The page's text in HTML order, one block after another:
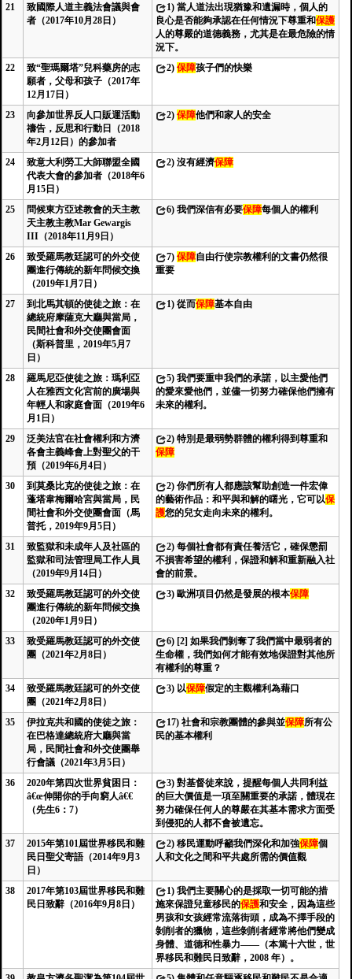
21
致國際人道主義法會議與會
者（2017年10月28日）
1) 當人道法出現猶豫和遺漏時，個人的
良心是否能夠承認在任何情況下尊重和保護
人的尊嚴的道德義務，尤其是在最危險的情
況下。
22
致“聖瑪爾塔”兒科藥房的志
願者，父母和孩子（2017年
12月17日）
2) 保障孩子們的快樂
23
向參加世界反人口販運活動
禱告，反思和行動日（2018
年2月12日）的參加者
2) 保障他們和家人的安全
24
致意大利勞工大師聯盟全國
代表大會的參加者（2018年6
月15日）
2) 沒有經濟保障
25
問候東方亞述教會的天主教
天主教主教Mar Gewargis
III（2018年11月9日）
6) 我們深信有必要保障每個人的權利
26
致受羅馬教廷認可的外交使
團進行傳統的新年問候交換
（2019年1月7日）
7) 保障自由行使宗教權利的文書仍然很
重要
27
到北馬其頓的使徒之旅：在
總統府摩薩克大廳與當局，
民間社會和外交使團會面
（斯科普里，2019年5月7
日）
1) 從而保障基本自由
28
羅馬尼亞使徒之旅：瑪利亞
人在雅西文化宮前的廣場與
年輕人和家庭會面（2019年6
月1日）
5) 我們要重申我們的承諾，以主愛他們
的愛來愛他們，並儘一切努力確保他們擁有
未來的權利。
29
泛美法官在社會權利和方濟
各會主義峰會上對聖父的干
預（2019年6月4日）
2) 特別是最弱勢群體的權利得到尊重和
保障
30
到莫桑比克的使徒之旅：在
蓬塔韋梅爾哈宮與當局，民
間社會和外交使團會面（馬
普托，2019年9月5日）
2) 你們所有人都應該幫助創造一件宏偉
的藝術作品：和平與和解的曙光，它可以保
護您的兒女走向未來的權利。
31
致監獄和未成年人及社區的
監獄和司法管理局工作人員
（2019年9月14日）
2) 每個社會都有責任養活它，確保懲罰
不損害希望的權利，保證和解和重新融入社
會的前景。
32
致受羅馬教廷認可的外交使
團進行傳統的新年問候交換
（2020年1月9日）
3) 歐洲項目仍然是發展的根本保障
33
致受羅馬教廷認可的外交使
團（2021年2月8日）
6) [2] 如果我們剝奪了我們當中最弱者的
生命權，我們如何才能有效地保證對其他所
有權利的尊重？
34
致受羅馬教廷認可的外交使
團（2021年2月8日）
3) 以保障假定的主觀權利為藉口
35
伊拉克共和國的使徒之旅：
在巴格達總統府大廳與當
局，民間社會和外交使團舉
行會議（2021年3月5日）
17) 社會和宗教團體的參與並保障所有公
民的基本權利
36
2020年第四次世界貧困日：
â€œ伸開你的手向窮人â€€
（先生6：7）
3) 對基督徒來說，提醒每個人共同利益
的巨大價值是一項至關重要的承諾，體現在
努力確保任何人的尊嚴在其基本需求方面受
到侵犯的人都不會被遺忘。
37
2015年第101屆世界移民和難
民日聖父寄語（2014年9月3
日）
2) 移民運動呼籲我們深化和加強保障個
人和文化之間和平共處所需的價值觀
38
2017年第103屆世界移民和難
民日致辭（2016年9月8日）
1) 我們主要關心的是採取一切可能的措
施來保證兒童移民的保護和安全，因為這些
男孩和女孩經常流落街頭，成為不擇手段的
剝削者的獵物，這些剝削者經常將他們變成
身體、道德和性暴力——（本篤十六世，世
界移民和難民日致辭，2008 年）。